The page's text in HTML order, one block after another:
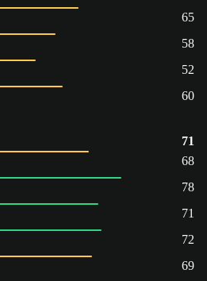
65
58
52
60
71
68
78
71
72
69